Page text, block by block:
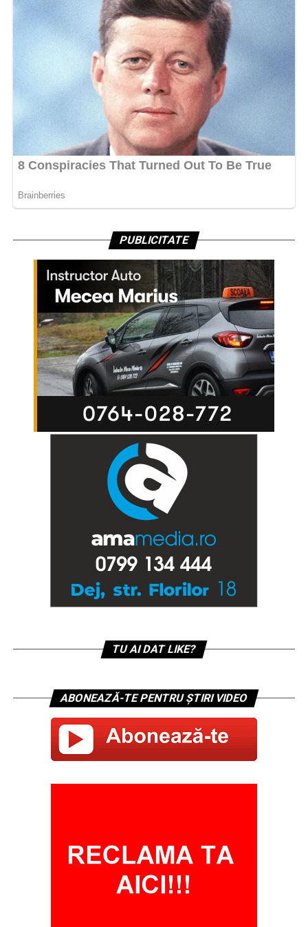
PUBLICITATE
TU AI DAT LIKE?
ABONEAZĂ-TE PENTRU ȘTIRI VIDEO